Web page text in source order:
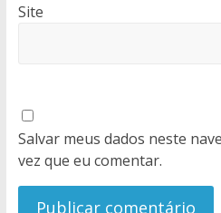
Site
Salvar meus dados neste
vez que eu comentar.